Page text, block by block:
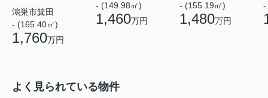
鴻巣市箕田
- (165.40㎡)
1,760万円
- (149.98㎡)
1,460万円
- (155.19㎡)
1,480万円
-
よく見られている物件